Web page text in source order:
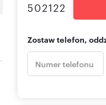
502122
Zostaw telefon,